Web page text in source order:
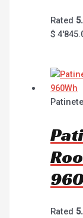
Rated
$
Rated